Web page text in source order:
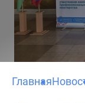
Главная